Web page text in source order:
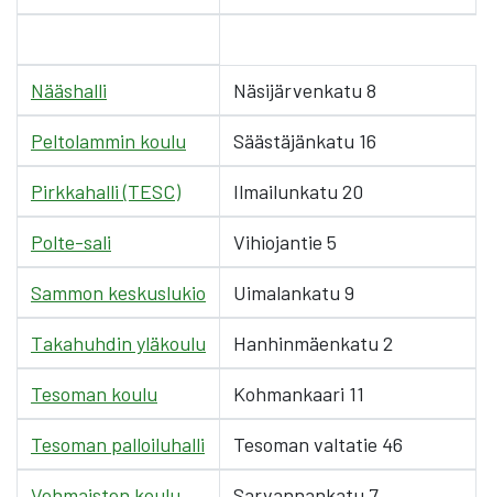
Nääshalli Näsijärvenkatu 8
Peltolammin koulu Säästäjänkatu 16
Pirkkahalli (TESC) Ilmailunkatu 20
Polte-sali Vihiojantie 5
Sammon keskuslukio Uimalankatu 9
Takahuhdin yläkoulu Hanhinmäenkatu 2
Tesoman koulu Kohmankaari 11
Tesoman palloiluhalli Tesoman valtatie 46